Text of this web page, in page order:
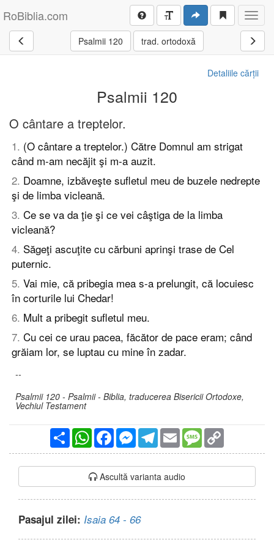
RoBiblia.com
Psalmii 120 trad. ortodoxă
Detaliile cărții
Psalmii 120
O cântare a treptelor.
1. (O cântare a treptelor.) Către Domnul am strigat
când m-am necăjit şi m-a auzit.
2. Doamne, izbăveşte sufletul meu de buzele nedrepte
şi de limba vicleană.
3. Ce se va da ţie şi ce vei câştiga de la limba
vicleană?
4. Săgeţi ascuţite cu cărbuni aprinşi trase de Cel
puternic.
5. Vai mie, că pribegia mea s-a prelungit, că locuiesc
în corturile lui Chedar!
6. Mult a pribegit sufletul meu.
7. Cu cei ce urau pacea, făcător de pace eram; când
grăiam lor, se luptau cu mine în zadar.
--
Psalmii 120 - Psalmii - Biblia, traducerea Bisericii Ortodoxe,
Vechiul Testament
PartajareWhatsAppFacebookMessengerTelegram
Email Message
Ascultă varianta audio
Pasajul zilei: Isaia 64 - 66